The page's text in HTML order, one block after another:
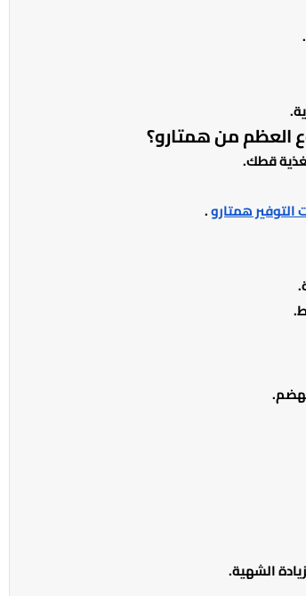
العظم من همتارو؟
قطك.
همتارو.
الشهية.